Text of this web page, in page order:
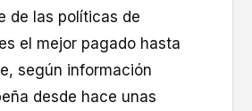
de las políticas de
el mejor pagado hasta
según información
desde hace unas